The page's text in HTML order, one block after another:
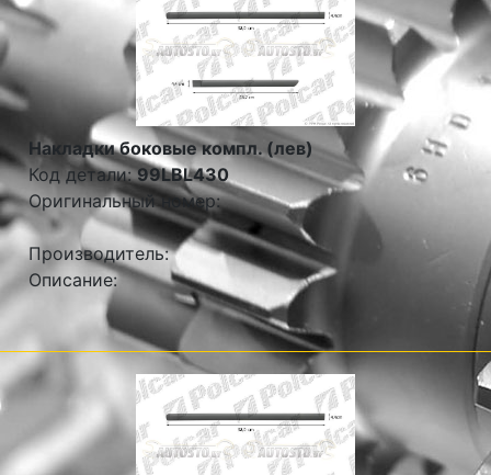
Накладки боковые компл. (лев)
Код детали:99LBL430
Оригинальный номер:
Производитель:
Описание: